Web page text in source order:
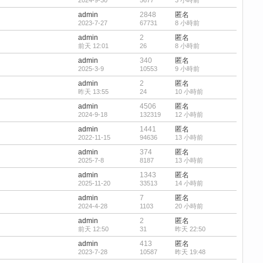
admin
2023-7-27
2848
67731
匿名
8 小時前
admin
前天 12:01
2
26
匿名
8 小時前
admin
2025-3-9
340
10553
匿名
9 小時前
admin
昨天 13:55
2
24
匿名
10 小時前
admin
2024-9-18
4506
132319
匿名
12 小時前
admin
2022-11-15
1441
94636
匿名
13 小時前
admin
2025-7-8
374
8187
匿名
13 小時前
admin
2025-11-20
1343
33513
匿名
14 小時前
admin
2024-4-28
7
1103
匿名
20 小時前
admin
前天 12:50
2
31
匿名
昨天 22:50
admin
2023-7-28
413
10587
匿名
昨天 19:48